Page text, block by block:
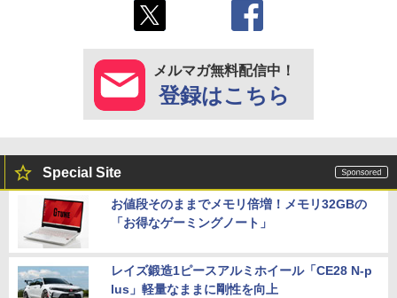
メルマガ無料配信中！
登録はこちら
Special Site
お値段そのままでメモリ倍増！メモリ32GBの
「お得なゲーミングノート」
レイズ鍛造1ピースアルミホイール「CE28 N-p
lus」軽量なままに剛性を向上